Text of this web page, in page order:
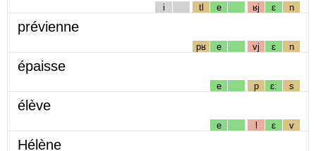
i tl e ʁj ɛ n
prévienne
pʁ e vj ɛ n
épaisse
e p ɛː s
élève
e l ɛ v
Hélène